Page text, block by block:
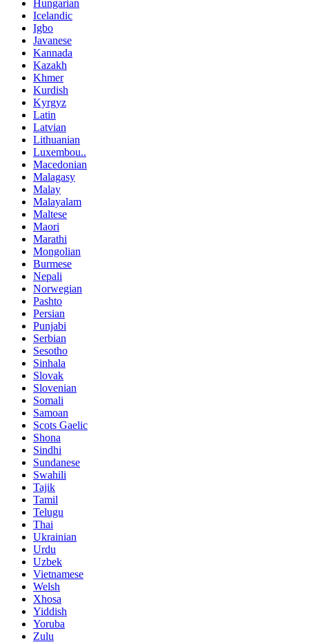
Hungarian
Icelandic
Igbo
Javanese
Kannada
Kazakh
Khmer
Kurdish
Kyrgyz
Latin
Latvian
Lithuanian
Luxembou..
Macedonian
Malagasy
Malay
Malayalam
Maltese
Maori
Marathi
Mongolian
Burmese
Nepali
Norwegian
Pashto
Persian
Punjabi
Serbian
Sesotho
Sinhala
Slovak
Slovenian
Somali
Samoan
Scots Gaelic
Shona
Sindhi
Sundanese
Swahili
Tajik
Tamil
Telugu
Thai
Ukrainian
Urdu
Uzbek
Vietnamese
Welsh
Xhosa
Yiddish
Yoruba
Zulu